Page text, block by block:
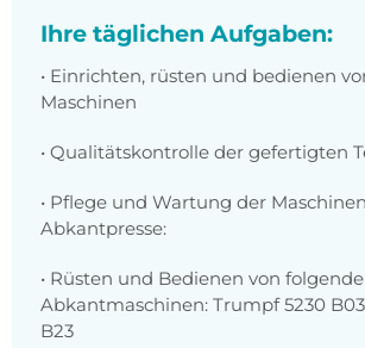
Ihre täglichen Aufgaben:
• Einrichten, rüsten und bedienen
Maschinen
• Qualitätskontrolle der gefertigten
• Pflege und Wartung der Maschinen
Abkantpresse:
• Rüsten und Bedienen von
Abkantmaschinen: Trumpf 5230
B23